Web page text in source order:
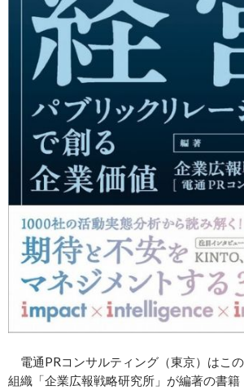
電通PRコンサルティング（東京）はこ
組織「企業広報戦略研究所」が編著の書籍